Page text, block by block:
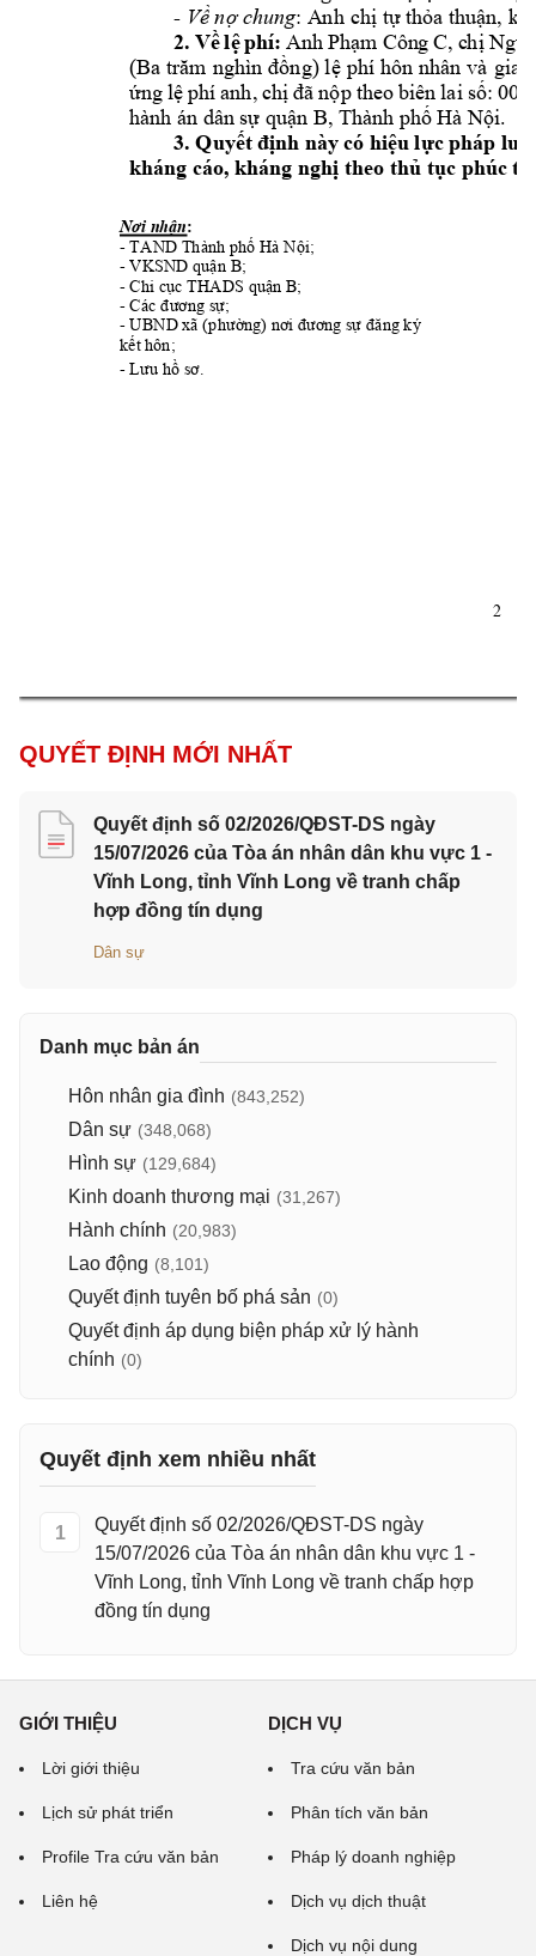
2
- Về nợ chung: Anh chị tự thỏa thuận,
2. Về lệphí: Anh Phạm Công C, chị Nguy
(Ba trăm nghìn đồng) lệ phí hôn nhân và gia
ứng lệ phí anh, chị đã nộp theo biên lai số:
hành án dân sự quận B, Thành phố Hà Nội.
3. Quyết định này có hiệu lực pháp
kháng cáo, kháng nghị theo thủ tục phúc
Nơi nhận:
- TAND Thành phố Hà Nội;
- VKSND quận B;
- Chi cục THADS quận B;
- Các đương sự;
- UBND xã (phường) nơi đương sự đăng ký
kết hôn;
- Lưu hồ sơ.
QUYẾT ĐỊNH MỚI NHẤT
Quyết định số 02/2026/QĐST-DS ngày
15/07/2026 của Tòa án nhân dân khu vực 1 -
Vĩnh Long, tỉnh Vĩnh Long về tranh chấp
hợp đồng tín dụng
Dân sự
Danh mục bản án
Hôn nhân gia đình (843,252)
Dân sự (348,068)
Hình sự (129,684)
Kinh doanh thương mại (31,267)
Hành chính (20,983)
Lao động (8,101)
Quyết định tuyên bố phá sản (0)
Quyết định áp dụng biện pháp xử lý hành
chính (0)
Quyết định xem nhiều nhất
1
Quyết định số 02/2026/QĐST-DS ngày
15/07/2026 của Tòa án nhân dân khu vực 1 -
Vĩnh Long, tỉnh Vĩnh Long về tranh chấp hợp
đồng tín dụng
GIỚI THIỆU
Lời giới thiệu
Lịch sử phát triển
Profile Tra cứu văn bản
Liên hệ
DỊCH VỤ
Tra cứu văn bản
Phân tích văn bản
Pháp lý doanh nghiệp
Dịch vụ dịch thuật
Dịch vụ nội dung